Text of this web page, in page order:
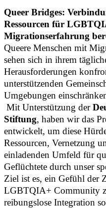
Queer Bridges:
Ressourcen für
Migrationserfahrung
Queere Menschen mit
sehen sich in ihrem
Herausforderungen
unterstützenden
Umgebungen
Mit Unterstützung der
Stiftung, haben wir das
entwickelt, um diese
Ressourcen, Vernetzung
einladenden Umfeld für
Geflüchtete durch unser
Ziel ist es, ein Gefühl der
LGBTQIA+ Community
reibungslose Integration